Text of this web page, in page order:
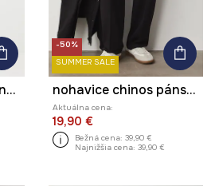
Ľanové nohavice pánske pruhované
-50%
SUMMER SALE
nohavice chinos pánske s viskózou
Aktuálna cena:
19,90 €
Bežná cena: 39,90 €
Najnižšia cena: 39,90 €